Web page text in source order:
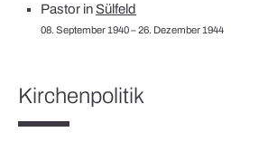
Pastor inSülfeld
08. September 1940 – 26. Dezember 1944
Kirchenpolitik